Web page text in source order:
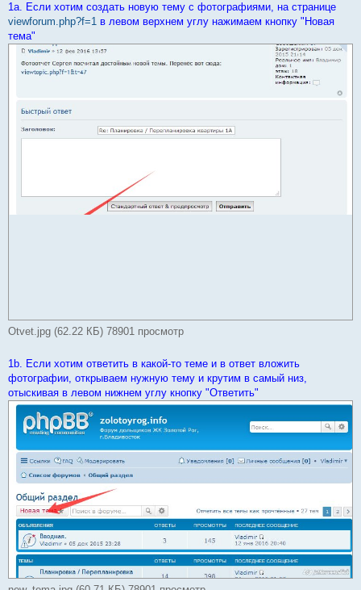
б
е
н
и
1a. Если хотим создать новую тему с фотографиями, на странице
viewforum.php?f=1 в левом верхнем углу нажимаем кнопку "Новая
тема"
Otvet.jpg (62.22 КБ) 78901 просмотр
1b. Если хотим ответить в какой-то теме и в ответ вложить
фотографии, открываем нужную тему и крутим в самый низ,
отыскивая в левом нижнем углу кнопку "Ответить"